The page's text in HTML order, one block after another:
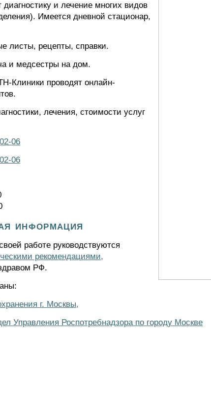
и лечение многих видов
Имеется дневной стационар,
листы, рецепты, справки.
и медсестры на дом.
Клиники проводят онлайн-
лечения, стоимости услуг
06
06
информация
работе руководствуются
рекомендациями,
РФ.
г. Москвы,
Управления Роспотребнадзора по городу Москве